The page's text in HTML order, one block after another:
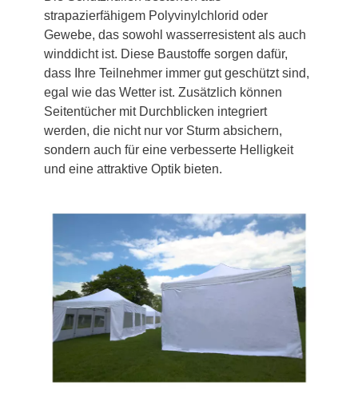
strapazierfähigem Polyvinylchlorid oder
Gewebe, das sowohl wasserresistent als auch
winddicht ist. Diese Baustoffe sorgen dafür,
dass Ihre Teilnehmer immer gut geschützt sind,
egal wie das Wetter ist. Zusätzlich können
Seitentücher mit Durchblicken integriert
werden, die nicht nur vor Sturm absichern,
sondern auch für eine verbesserte Helligkeit
und eine attraktive Optik bieten.